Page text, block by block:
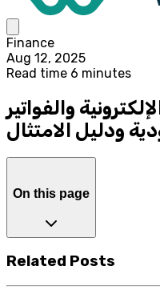
Finance
Aug 12, 2025
Read time 6 minutes
والفواتير
ودليل الامتثال
On this page
Related Posts